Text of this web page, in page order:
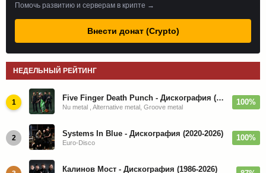
Помочь развитию и серверам в крипте →
Внести донат (Crypto)
НЕДЕЛЬНЫЙ РЕЙТИНГ
1 Five Finger Death Punch - Дискография (2008-2026)
Nu metal , Alternative metal, Groove metal
100%
2 Systems In Blue - Дискография (2020-2026)
Euro-Disco
100%
Калинов Мост - Дискография (1986-2026)